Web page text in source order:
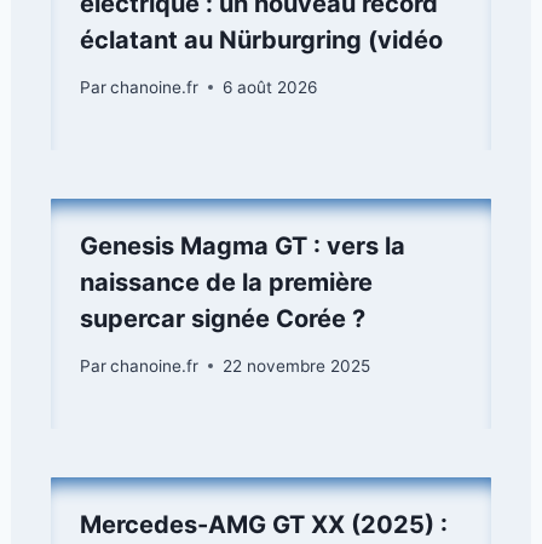
éclatant au Nürburgring (vidéo
Parchanoine.fr 6 août 2026
Genesis Magma GT : vers la
naissance de la première
supercar signée Corée ?
Parchanoine.fr 22 novembre 2025
Mercedes-AMG GT XX (2025) :